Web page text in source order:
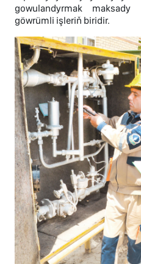
gowulandyrmak
göwrümli işleriň biridir.